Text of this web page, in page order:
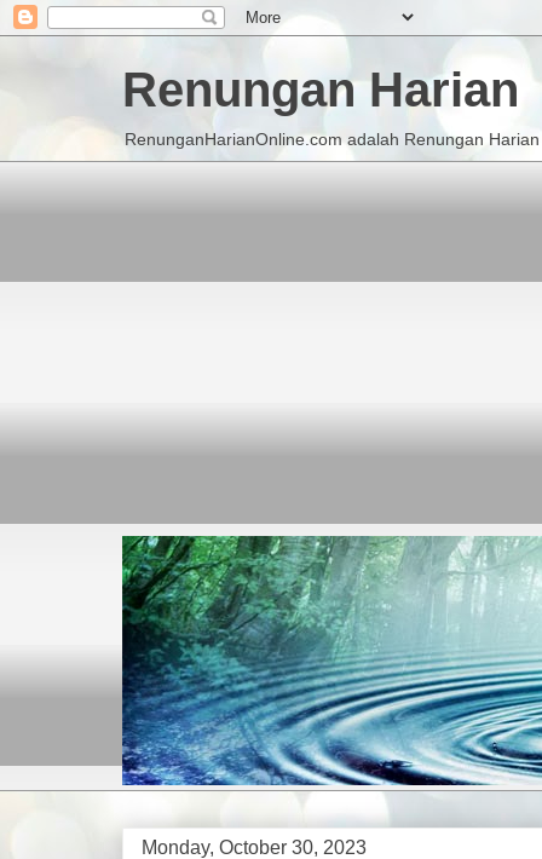
Renungan Harian
RenunganHarianOnline.com adalah Renungan
Monday, October 30, 2023